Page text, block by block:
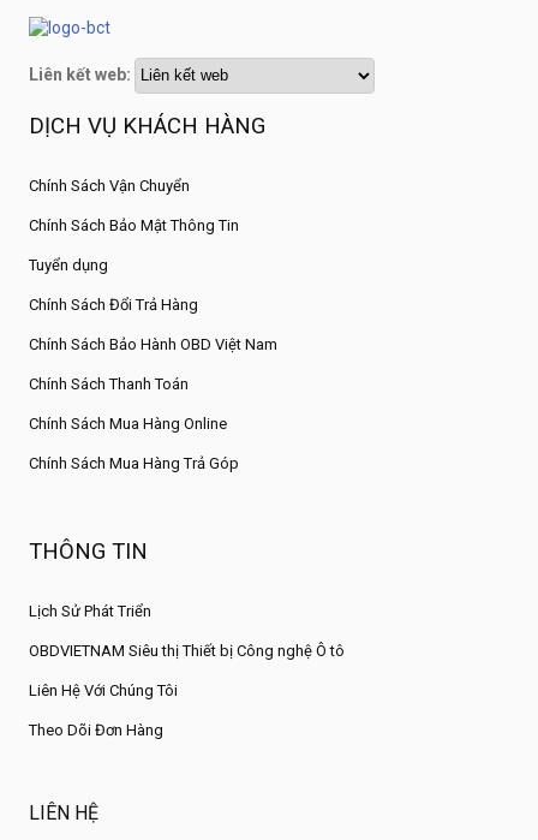
Liên kết web:
DỊCH VỤ KHÁCH HÀNG
Chính Sách Vận Chuyển
Chính Sách Bảo Mật Thông Tin
Tuyển dụng
Chính Sách Đổi Trả Hàng
Chính Sách Bảo Hành OBD Việt Nam
Chính Sách Thanh Toán
Chính Sách Mua Hàng Online
Chính Sách Mua Hàng Trả Góp
THÔNG TIN
Lịch Sử Phát Triển
OBDVIETNAM Siêu thị Thiết bị Công nghệ Ô tô
Liên Hệ Với Chúng Tôi
Theo Dõi Đơn Hàng
LIÊN HỆ